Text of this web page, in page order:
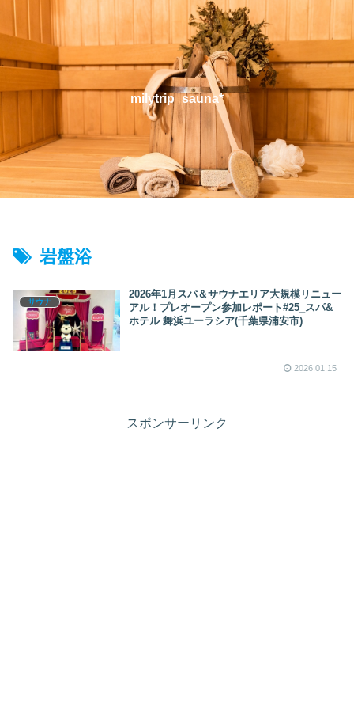
milytrip_sauna*
岩盤浴
サウナ
2026年1月スパ＆サウナエリア大規模リニュー
アル！プレオープン参加レポート#25_スパ&
ホテル 舞浜ユーラシア(千葉県浦安市)
2026.01.15
スポンサーリンク